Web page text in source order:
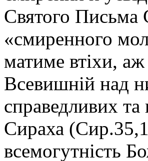
Святого Письма
«смиренного
матиме втіхи,
Всевишній над
справедливих
Сираха
всемогутність